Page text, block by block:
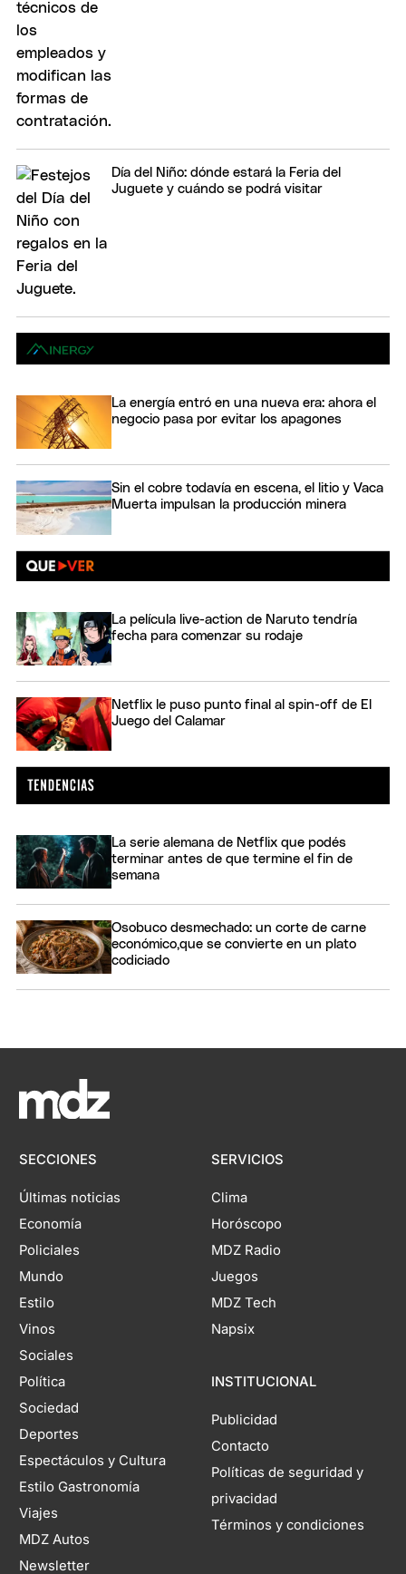
Día del Niño: dónde estará la Feria del
Juguete y cuándo se podrá visitar
La energía entró en una nueva era: ahora el
negocio pasa por evitar los apagones
Sin el cobre todavía en escena, el litio y Vaca
Muerta impulsan la producción minera
La película live-action de Naruto tendría
fecha para comenzar su rodaje
Netflix le puso punto final al spin-off de El
Juego del Calamar
La serie alemana de Netflix que podés
terminar antes de que termine el fin de
semana
Osobuco desmechado: un corte de carne
económico,que se convierte en un plato
codiciado
SECCIONES
Últimas noticias
Economía
Policiales
Mundo
Estilo
Vinos
Sociales
Política
Sociedad
Deportes
Espectáculos y Cultura
Estilo Gastronomía
Viajes
MDZ Autos
Newsletter
SERVICIOS
Clima
Horóscopo
MDZ Radio
Juegos
MDZ Tech
Napsix
INSTITUCIONAL
Publicidad
Contacto
Políticas de seguridad y
privacidad
Términos y condiciones